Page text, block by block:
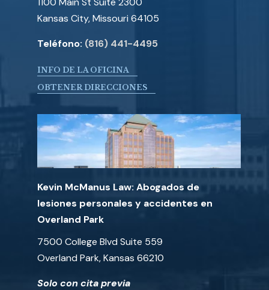
Kansas City, Missouri 64105
Teléfono: (816) 441-4495
INFO DE LA OFICINA
OBTENER DIRECCIONES
Kevin McManus Law: Abogados de
lesiones personales y accidentes en
Overland Park
7500 College Blvd Suite 559
Overland Park, Kansas 66210
Solo con cita previa